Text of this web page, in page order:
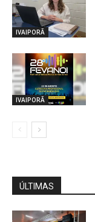
IVAIPORÃ
IVAIPORÃ
ÚLTIMAS